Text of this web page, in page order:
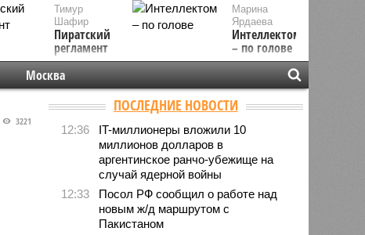
Марина
Ярдаева
Интеллектом
– по голове
Тимур
Шафир
Пиратский
регламент
Москва
3221
ПОСЛЕДНИЕ НОВОСТИ
12:36
IT-миллионеры вложили 10
миллионов долларов в
аргентинское ранчо-убежище на
случай ядерной войны
12:33
Посол РФ сообщил о работе над
новым ж/д маршрутом с
Пакистаном